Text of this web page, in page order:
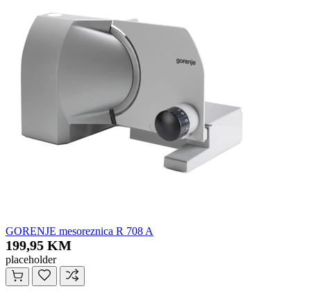
GORENJE mesoreznica R 708 A
199,95 KM
placeholder